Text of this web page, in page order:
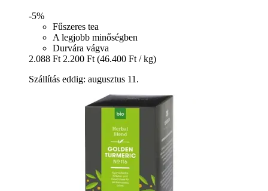
-5%
Fűszeres tea
A legjobb minőségben
Durvára vágva
2.088 Ft 2.200 Ft (46.400 Ft / kg)
Szállítás eddig: augusztus 11.